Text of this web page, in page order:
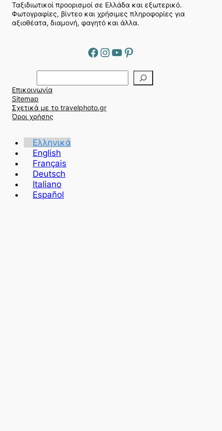
Ταξιδιωτικοί προορισμοί σε Ελλάδα και εξωτερικό.
Φωτογραφίες, βίντεο και χρήσιμες πληροφορίες για
αξιοθέατα, διαμονή, φαγητό και άλλα.
Facebook Instagram YouTube Pinterest
ν
α
ζ
ή
σ
η
Επικοινωνία
Sitemap
Σχετικά με το travelphoto.gr
Όροι χρήσης
Ελληνικά
English
Français
Deutsch
Italiano
Español